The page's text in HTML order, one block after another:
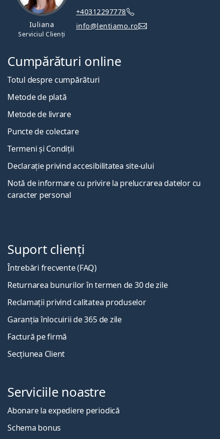
Iuliana
Serviciul Clienți
+40312297778
info@lentiamo.ro
Cumpărături online
Totul despre cumpărături
Metode de plată
Metode de livrare
Puncte de colectare
Termeni și Condiții
Declarație privind accesibilitatea site-ului
Notă de informare cu privire la prelucrarea datelor cu
caracter personal
Suport clienți
Întrebări frecvente (FAQ)
Returnarea bunurilor în termen de 30 de zile
Reclamații privind calitatea produselor
Garanția înlocuirii de 365 de zile
Factură pe firmă
Secțiunea Client
Serviciile noastre
Abonare la expediere periodică
Schema bonus